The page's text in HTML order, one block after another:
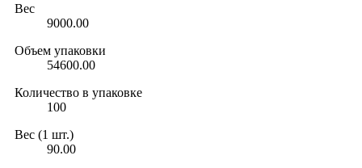
Вес
9000.00
Объем упаковки
54600.00
Количество в упаковке
100
Вес (1 шт.)
90.00